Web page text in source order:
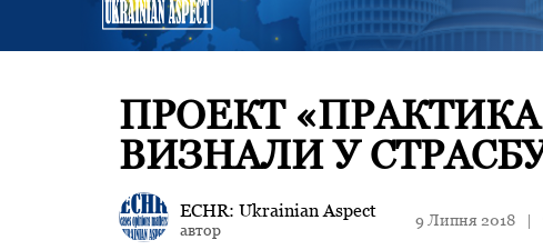
ПРОЕКТ
ВИЗНАЛИ У
ECHR: Ukrainian Aspect
автор
9 Липня 2018 |